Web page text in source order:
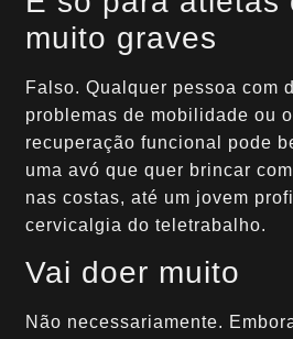
muito graves
Falso. Qualquer pessoa com
problemas de mobilidade ou
recuperação funcional pode
uma avó que quer brincar
nas costas, até um jovem
cervicalgia do teletrabalho.
Vai doer muito
Não necessariamente.